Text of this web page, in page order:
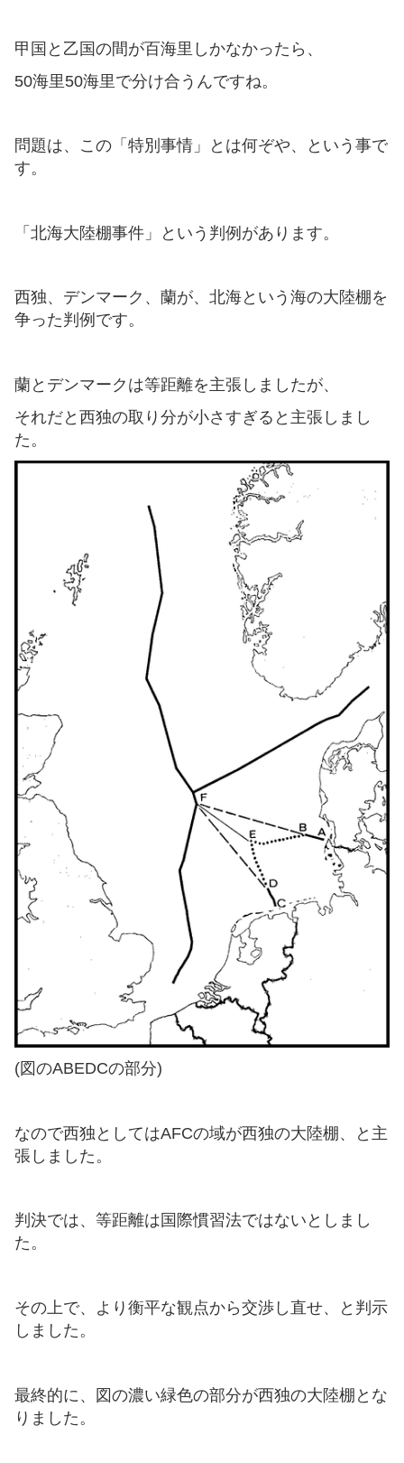
甲国と乙国の間が百海里しかなかったら、
50海里50海里で分け合うんですね。
問題は、この「特別事情」とは何ぞや、という事で
す。
「北海大陸棚事件」という判例があります。
西独、デンマーク、蘭が、北海という海の大陸棚を
争った判例です。
蘭とデンマークは等距離を主張しましたが、
それだと西独の取り分が小さすぎると主張しまし
た。
(図のABEDCの部分)
なので西独としてはAFCの域が西独の大陸棚、と主
張しました。
判決では、等距離は国際慣習法ではないとしまし
た。
その上で、より衡平な観点から交渉し直せ、と判示
しました。
最終的に、図の濃い緑色の部分が西独の大陸棚とな
りました。